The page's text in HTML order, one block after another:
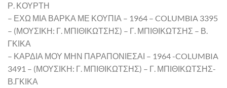
Ρ. ΚΟΥΡΤΗ
– ΕΧΩ ΜΙΑ ΒΑΡΚΑ ΜΕ ΚΟΥΠΙΑ – 1964 – COLUMBIA 3395
– (ΜΟΥΣΙΚΗ: Γ. ΜΠΙΘΙΚΩΤΣΗΣ) – Γ. ΜΠΙΘΙΚΩΤΣΗΣ – Β.
ΓΚΙΚΑ
– ΚΑΡΔΙΑ ΜΟΥ ΜΗΝ ΠΑΡΑΠΟΝΙΕΣΑΙ – 1964 -COLUMBIA
3491 – (ΜΟΥΣΙΚΗ: Γ. ΜΠΙΘΙΚΩΤΣΗΣ) – Γ. ΜΠΙΘΙΚΩΤΣΗΣ-
Β.ΓΚΙΚΑ